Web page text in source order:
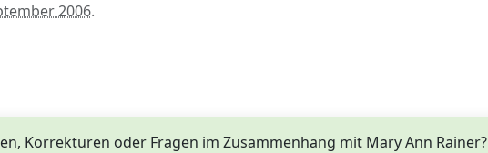
2006.
Korrekturen oder Fragen im Zusammenhang mit Mary Ann Rainer?